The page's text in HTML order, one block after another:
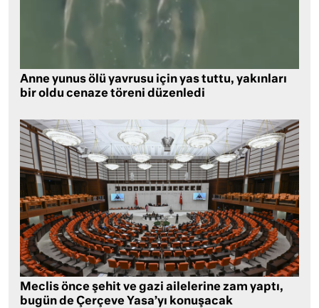
Anne yunus ölü yavrusu için yas tuttu, yakınları
bir oldu cenaze töreni düzenledi
Meclis önce şehit ve gazi ailelerine zam yaptı,
bugün de Çerçeve Yasa’yı konuşacak